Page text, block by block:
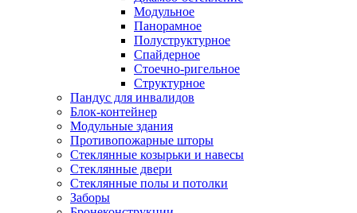
Модульное
Панорамное
Полуструктурное
Спайдерное
Стоечно-ригельное
Структурное
Пандус для инвалидов
Блок-контейнер
Модульные здания
Противопожарные шторы
Стеклянные козырьки и навесы
Стеклянные двери
Стеклянные полы и потолки
Заборы